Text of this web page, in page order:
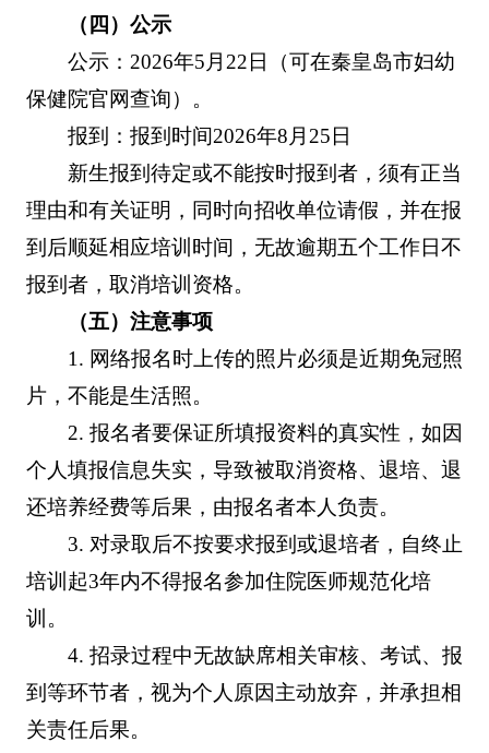
（四）公示
公示：2026年5月22日（可在秦皇岛市妇幼
保健院官网查询）。
报到：报到时间2026年8月25日
新生报到待定或不能按时报到者，须有正当
理由和有关证明，同时向招收单位请假，并在报
到后顺延相应培训时间，无故逾期五个工作日不
报到者，取消培训资格。
（五）注意事项
1. 网络报名时上传的照片必须是近期免冠照
片，不能是生活照。
2. 报名者要保证所填报资料的真实性，如因
个人填报信息失实，导致被取消资格、退培、退
还培养经费等后果，由报名者本人负责。
3. 对录取后不按要求报到或退培者，自终止
培训起3年内不得报名参加住院医师规范化培
训。
4. 招录过程中无故缺席相关审核、考试、报
到等环节者，视为个人原因主动放弃，并承担相
关责任后果。